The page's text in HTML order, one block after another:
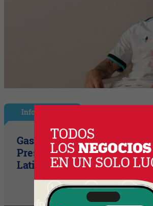
InfoGerentes
Gastón Beroiz asume como
President Technology para
Latinoamérica en Equifax